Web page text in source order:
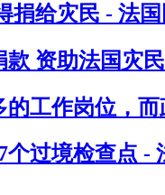
捐给灾民 - 法
资助法国灾
工作岗位，
过境检查点 -